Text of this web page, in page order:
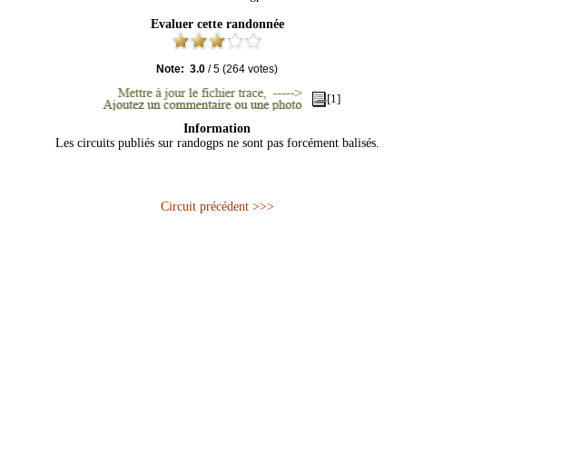
Evaluer cette randonnée
Note: 3.0 /5 (264 votes)
[1]
Information
Les circuits publiés sur randogps ne sont pas forcément balisés.
Circuit précédent >>>